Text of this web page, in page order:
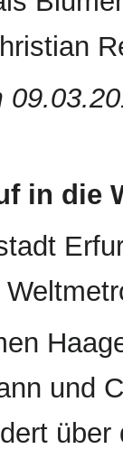
in die
und
über